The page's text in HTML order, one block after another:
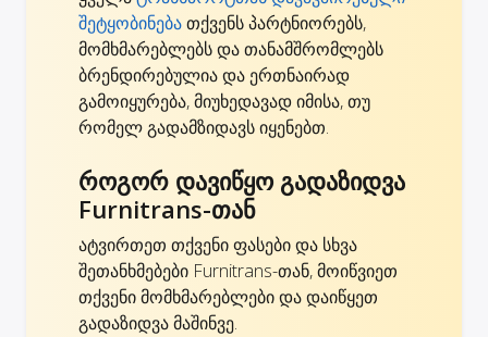
შეტყობინებათქვენს პარტნიორებს,
მომხმარებლებს და თანამშრომლებს
ბრენდირებულია და ერთნაირად
გამოიყურება, მიუხედავად იმისა, თუ
რომელ გადამზიდავს იყენებთ.
როგორ დავიწყო გადაზიდვა
Furnitrans-თან
ატვირთეთ თქვენი ფასები და სხვა
შეთანხმებები Furnitrans-თან, მოიწვიეთ
თქვენი მომხმარებლები და დაიწყეთ
გადაზიდვა მაშინვე.